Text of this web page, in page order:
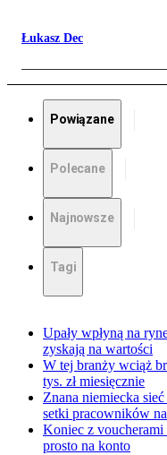
Łukasz Dec
Powiązane
Polecane
Najnowsze
Tagi
Upały wpłyną na
zyskają na wartości
W tej branży wciąż
tys. zł miesięcznie
Znana niemiecka
setki pracowników
Koniec z voucherami
prosto na konto